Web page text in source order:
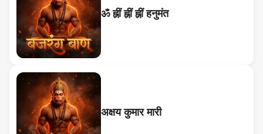
ॐ ह्नीं ह्नीं ह्नीं हनुमंत
अक्षय कुमार मारी